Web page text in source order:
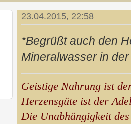
23.04.2015, 22:58
*Begrüßt auch den
Mineralwasser in
Geistige Nahrung ist
Herzensgüte ist der
Die Unabhängigkeit